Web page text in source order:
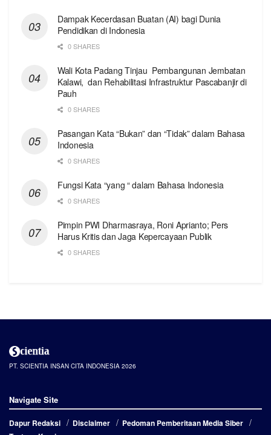
Dampak Kecerdasan Buatan (AI) bagi Dunia
Pendidikan di Indonesia
0 SHARES
Wali Kota Padang Tinjau Pembangunan Jembatan
Kalawi, dan Rehabilitasi Infrastruktur Pascabanjir di
Pauh
0 SHARES
Pasangan Kata “Bukan” dan “Tidak” dalam Bahasa
Indonesia
0 SHARES
Fungsi Kata “yang “ dalam Bahasa Indonesia
0 SHARES
Pimpin PWI Dharmasraya, Roni Aprianto; Pers
Harus Kritis dan Jaga Kepercayaan Publik
0 SHARES
PT. SCIENTIA INSAN CITA INDONESIA 2026
Navigate Site
Dapur Redaksi Disclaimer
Pedoman Pemberitaan Media Siber